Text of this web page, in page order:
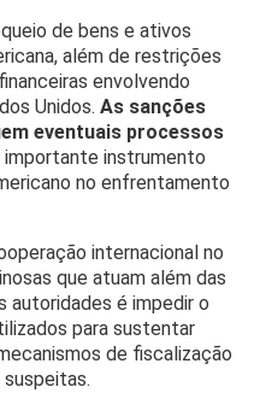
de bens e ativos
além de restrições
envolvendo
Unidos. As sanções
eventuais processos
importante instrumento
no enfrentamento
internacional no
que atuam além das
autoridades é impedir o
para sustentar
de fiscalização